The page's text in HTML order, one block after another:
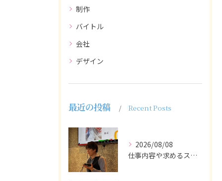
制作
バイトル
会社
デザイン
最近の投稿 Recent Posts
2026/08/08
仕事内容や求めるスキルを明確にし、ターゲット層に響くメッセー...